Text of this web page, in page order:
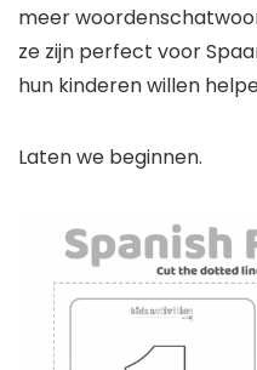
meer
ze zijn perfect voor
hun kinderen willen
Laten we beginnen.